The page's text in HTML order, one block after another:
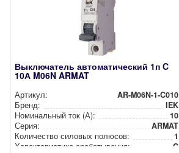
Выключатель автоматический 1п C
10А M06N ARMAT
Артикул:
AR-M06N-1-C010
Бренд:
IEK
Номи­наль­ный ток (А):
10
Серия:
ARMAT
Количество силовых полюсов:
1
Харак­те­рис­ти­ка сра­ба­ты­ва­ния:
C